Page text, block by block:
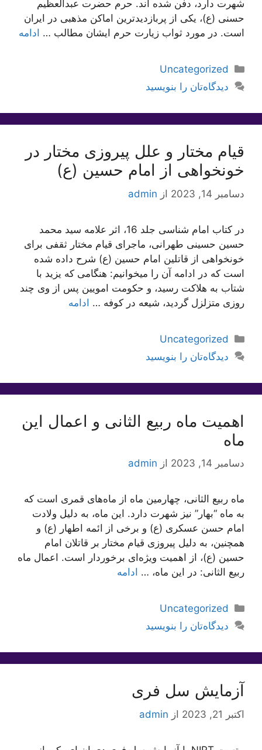
شهرت دارد، دفن شده اند. حرم حضرت عبدالعظیم
حسنی (ع)، یکی از پربازدیدترین اماکن مذهبی در ایران
است. در مورد ثواب زیارت حرم ایشان مطالب … ادامه
دسته‌ها
Uncategorized
دیدگاه‌تان را بنویسید
قیام مختار و علل پیروزی مختار در
خونخواهی از امام حسین (ع)
دسامبر 14, 2023 از admin
در کتاب امام شناسی جلد 16، اثر علامه سید محمد
حسین حسینی طهرانی، ماجرای قیام مختار ثقفی برای
خونخواهی از قاتلین امام حسین (ع) شرح داده شده
است که در ادامه آن را میخوانیم: هنگامى كه یزید با
شتاب به هلاكت رسید، و حكومت امویین پس از وى چند
روزى متزلزل گردید، شیعه در كوفه … ادامه
دسته‌ها
Uncategorized
دیدگاه‌تان را بنویسید
اهمیت ماه ربیع الثانی و اعمال این
ماه
دسامبر 14, 2023 از admin
ماه ربیع الثانی، چهارمین ماه از ماه‌های قمری است که
به ماه “بهار” نیز شهرت دارد. این ماه، به دلیل ولادت
امام حسن عسکری (ع) و برخی از ائمه اطهار (ع) و
همچنین، به دلیل پیروزی قیام مختار بر قاتلان امام
حسین (ع)، از اهمیت ویژه‌ای برخوردار است. اعمال ماه
ربیع الثانی: در این ماه، … ادامه
دسته‌ها
Uncategorized
دیدگاه‌تان را بنویسید
آزمایش سل فری
اکتبر 21, 2023 از admin